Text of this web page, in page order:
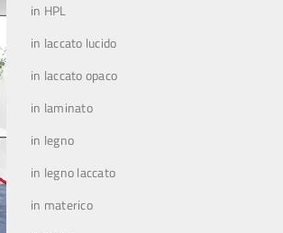
in HPL
in laccato lucido
in laccato opaco
in laminato
in legno
in legno laccato
in materico